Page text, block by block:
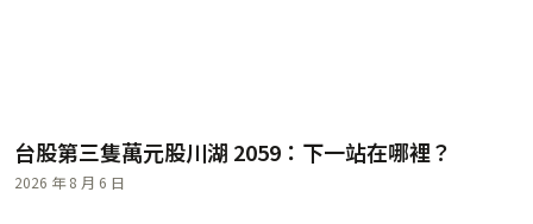
台股第三隻萬元股川湖 2059：下一站在哪裡？
2026 年 8 月 6 日